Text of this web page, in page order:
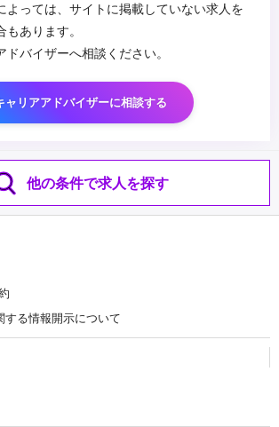
よっては、サイトに掲載していない求人を
あります。
ドバイザーへ相談ください。
ャリアアドバイザーに相談する
他の条件で求人を探す
する情報開示について